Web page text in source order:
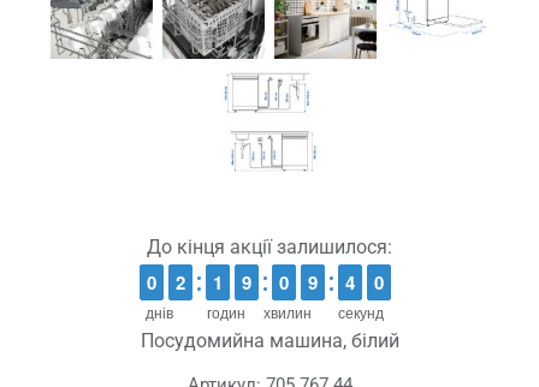
До кінця акції залишилося:
днів
9
9
0
0 1
1
2
2
годин
1
1
1
1 8
8
9
9
хвилин
9
9
0
0 8
8
9
9
секунд
4
4
3 0
0
9
Посудомийна машина, білий